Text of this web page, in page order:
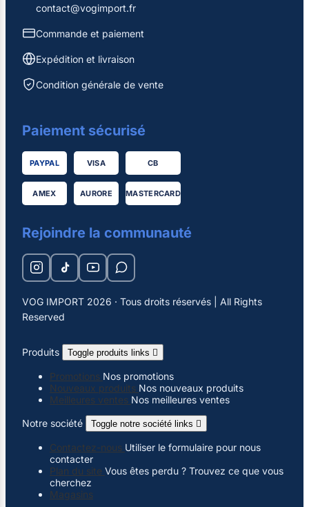
contact@vogimport.fr
Commande et paiement
Expédition et livraison
Condition générale de vente
Paiement sécurisé
PAYPAL VISA CB
AMEX AURORE MASTERCARD
Rejoindre la communauté
VOG IMPORT 2026 · Tous droits réservés | All Rights
Reserved
Produits Toggle produits links 
Promotions Nos promotions
Nouveaux produits Nos nouveaux produits
Meilleures ventes Nos meilleures ventes
Notre société
Toggle notre société links 
Contactez-nous Utiliser le formulaire pour nous
contacter
Plan du site Vous êtes perdu ? Trouvez ce que vous
cherchez
Magasins